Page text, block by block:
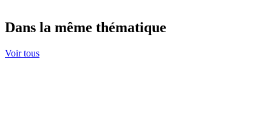
Dans la même thématique
Voir tous